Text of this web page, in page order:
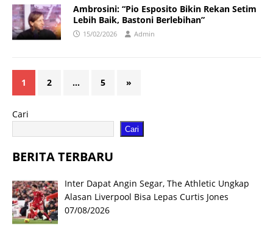
Ambrosini: “Pio Esposito Bikin Rekan Setim
Lebih Baik, Bastoni Berlebihan”
15/02/2026 Admin
1 2 … 5 »
Cari
Cari
BERITA TERBARU
Inter Dapat Angin Segar, The Athletic Ungkap
Alasan Liverpool Bisa Lepas Curtis Jones
07/08/2026